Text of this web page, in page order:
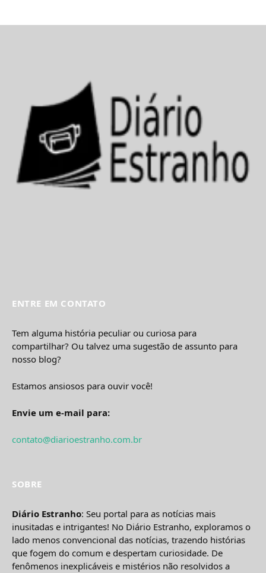
ENTRE EM CONTATO
Tem alguma história peculiar ou curiosa para
compartilhar? Ou talvez uma sugestão de assunto para
nosso blog?
Estamos ansiosos para ouvir você!
Envie um e-mail para:
contato@diarioestranho.com.br
SOBRE
Diário Estranho: Seu portal para as notícias mais
inusitadas e intrigantes! No Diário Estranho, exploramos o
lado menos convencional das notícias, trazendo histórias
que fogem do comum e despertam curiosidade. De
fenômenos inexplicáveis e mistérios não resolvidos a